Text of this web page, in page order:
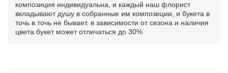
композиция индивидуальна, и каждый наш флорист
вкладывают душу в собранные им композиции, и букета в
точь в точь не бывает. в зависимости от сезона и наличия
цвета букет может отличаться до 30%